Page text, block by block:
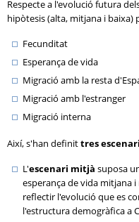
Respecte a l'evolució futura
hipòtesis (alta, mitjana i baixa)
Fecunditat
Esperança de vida
Migració amb la resta
Migració amb l'estranger
Migració interna
Així, s'han definittres
L'escenari mitjà suposa
esperança de vida mitjana
reflectir l'evolució que es
l'estructura demogràfica a